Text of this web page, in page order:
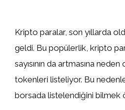
Kripto paralar, son yıllarda
geldi. Bu popülerlik, kripto
sayısının da artmasına
tokenleri listeliyor. Bu
borsada listelendiğini bilmek